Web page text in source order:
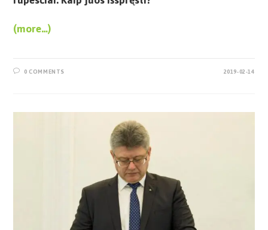
(more…)
0 COMMENTS 2019-02-14